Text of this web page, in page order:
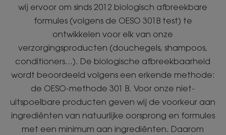
wij ervoor om sinds 2012 biologisch afbreekbare
formules (volgens de OESO 301B test) te
ontwikkelen voor elk van onze
verzorgingsproducten (douchegels, shampoos,
conditioners...). De biologische afbreekbaarheid
wordt beoordeeld volgens een erkende methode:
de OESO-methode 301 B. Voor onze niet-
uitspoelbare producten geven wij de voorkeur aan
ingrediënten van natuurlijke oorsprong en formules
met een minimum aan ingrediënten. Daarom